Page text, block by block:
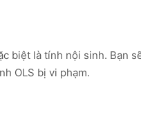
biệt là tính nội sinh. Bạn
OLS bị vi phạm.